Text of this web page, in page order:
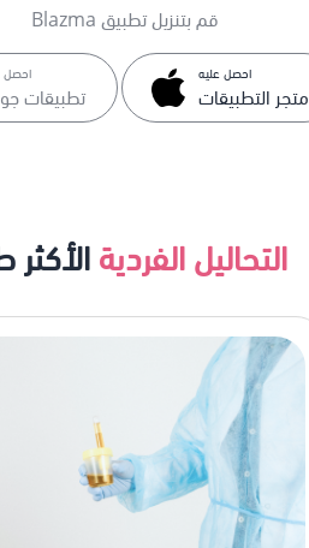
قم بتنزيل تطبيق Blazma
احصل عليه
متجر التطبيقات
احصل
تطبيقات
التحاليل الفردية الأكثر